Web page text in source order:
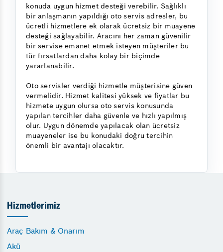
konuda uygun hizmet desteği verebilir. Sağlıklı
bir anlaşmanın yapıldığı oto servis adresler, bu
ücretli hizmetlere ek olarak ücretsiz bir muayene
desteği sağlayabilir. Aracını her zaman güvenilir
bir servise emanet etmek isteyen müşteriler bu
tür fırsatlardan daha kolay bir biçimde
yararlanabilir.
Oto servisler verdiği hizmetle müşterisine güven
vermelidir. Hizmet kalitesi yüksek ve fiyatlar bu
hizmete uygun olursa oto servis konusunda
yapılan tercihler daha güvenle ve hızlı yapılmış
olur. Uygun dönemde yapılacak olan ücretsiz
muayeneler ise bu konudaki doğru tercihin
önemli bir avantajı olacaktır.
Hizmetlerimiz
Araç Bakım & Onarım
Akü